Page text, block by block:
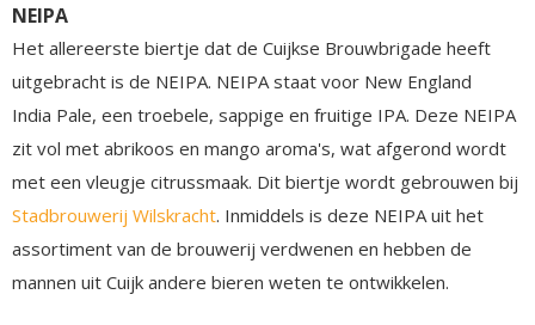
NEIPA
Het allereerste biertje dat de Cuijkse Brouwbrigade heeft
uitgebracht is de NEIPA. NEIPA staat voor New England
India Pale, een troebele, sappige en fruitige IPA. Deze NEIPA
zit vol met abrikoos en mango aroma's, wat afgerond wordt
met een vleugje citrussmaak. Dit biertje wordt gebrouwen bij
Stadbrouwerij Wilskracht. Inmiddels is deze NEIPA uit het
assortiment van de brouwerij verdwenen en hebben de
mannen uit Cuijk andere bieren weten te ontwikkelen.